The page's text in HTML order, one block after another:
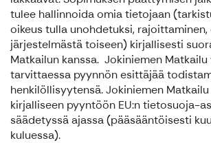
tulee hallinnoida omia tietojaan
oikeus tulla unohdetuksi,
järjestelmästä toiseen) kirjallisesti
Matkailun kanssa. Jokiniemen
tarvittaessa pyynnön esittäjää
henkilöllisyytensä. Jokiniemen
kirjalliseen pyyntöön EU:n tietosuoja-
säädetyssä ajassa (pääsääntöisesti
kuluessa).